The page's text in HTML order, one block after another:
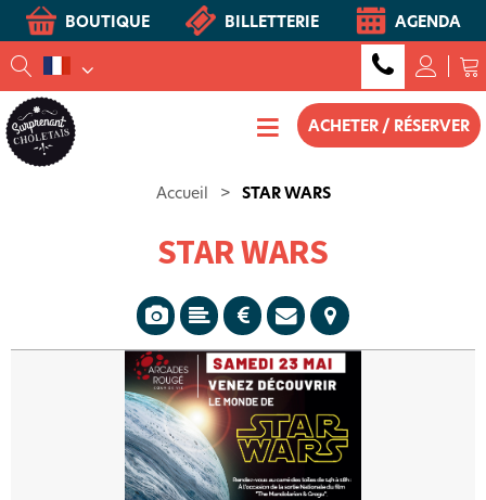
BOUTIQUE BILLETTERIE AGENDA
ACHETER / RÉSERVER
Accueil > STAR WARS
STAR WARS